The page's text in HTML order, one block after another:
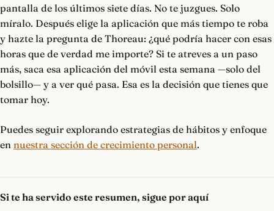
pantalla de los últimos siete días. No te juzgues. Solo
míralo. Después elige la aplicación que más tiempo te roba
y hazte la pregunta de Thoreau: ¿qué podría hacer con esas
horas que de verdad me importe? Si te atreves a un paso
más, saca esa aplicación del móvil esta semana —solo del
bolsillo— y a ver qué pasa. Esa es la decisión que tienes que
tomar hoy.
Puedes seguir explorando estrategias de hábitos y enfoque
en nuestra sección de crecimiento personal.
Si te ha servido este resumen, sigue por aquí